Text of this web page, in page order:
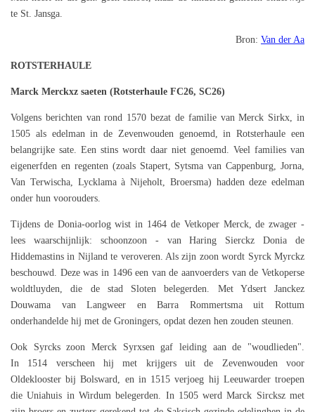
te St. Jansga.
Bron: Van der Aa
ROTSTERHAULE
Marck Merckxz saeten (Rotsterhaule FC26, SC26)
Volgens berichten van rond 1570 bezat de familie van Merck Sirkx, in
1505 als edelman in de Zevenwouden genoemd, in Rotsterhaule een
belangrijke sate. Een stins wordt daar niet genoemd. Veel families van
eigenerfden en regenten (zoals Stapert, Sytsma van Cappenburg, Jorna,
Van Terwischa, Lycklama à Nijeholt, Broersma) hadden deze edelman
onder hun voorouders.
Tijdens de Donia-oorlog wist in 1464 de Vetkoper Merck, de zwager -
lees waarschijnlijk: schoonzoon - van Haring Sierckz Donia de
Hiddemastins in Nijland te veroveren. Als zijn zoon wordt Syrck Myrckz
beschouwd. Deze was in 1496 een van de aanvoerders van de Vetkoperse
woldtluyden, die de stad Sloten belegerden. Met Ydsert Janckez
Douwama van Langweer en Barra Rommertsma uit Rottum
onderhandelde hij met de Groningers, opdat dezen hen zouden steunen.
Ook Syrcks zoon Merck Syrxsen gaf leiding aan de "woudlieden".
In 1514 verscheen hij met krijgers uit de Zevenwouden voor
Oldeklooster bij Bolsward, en in 1515 verjoeg hij Leeuwarder troepen
die Uniahuis in Wirdum belegerden. In 1505 werd Marck Sircksz met